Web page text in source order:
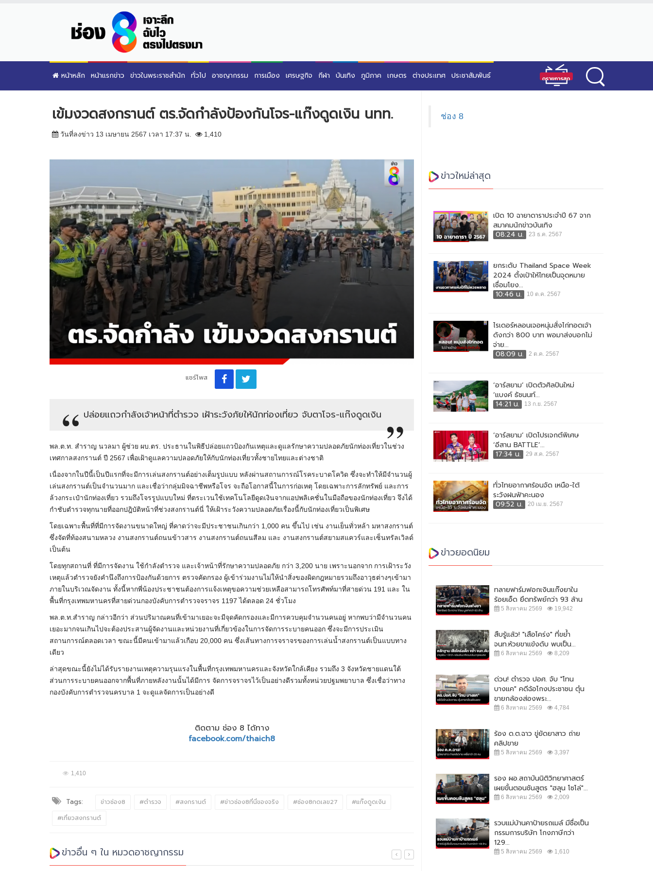
หน้าหลัก หน้าแรกข่าว ข่าวในพระราชสำนัก ทั่วไป อาชญากรรม การเมือง เศรษฐกิจ กีฬา บันเทิง ภูมิภาค เกษตร ต่างประเทศ ประชาสัมพันธ์
เข้มงวดสงกรานต์ ตร.จัดกำลังป้องกันโจร-แก๊งดูดเงิน นทท.
วันที่ลงข่าว 13 เมษายน 2567 เวลา 17:37 น. 1,410
แชร์โพส
ปล่อยแถวกำลังเจ้าหน้าที่ตำรวจ เฝ้าระวังภัยให้นักท่องเที่ยว จับตาโจร-แก๊งดูดเงิน
พล.ต.ท. สำราญ นวลมา ผู้ช่วย ผบ.ตร. ประธานในพิธีปล่อยแถวป้องกันเหตุและดูแลรักษาความปลอดภัยนักท่องเที่ยวในช่วง
เทศกาลสงกรานต์ ปี 2567 เพื่อเฝ้าดูแลความปลอดภัยให้กับนักท่องเที่ยวทั้งชายไทยและต่างชาติ
เนื่องจากในปีนี้เป็นปีแรกที่จะมีการเล่นสงกรานต์อย่างเต็มรูปแบบ หลังผ่านสถานการณ์โรคระบาดโควิด ซึ่งจะทำให้มีจำนวนผู้
เล่นสงกรานต์เป็นจำนวนมาก และเชื่อว่ากลุ่มมิจฉาชีพหรือโจร จะถือโอกาสนี้ในการก่อเหตุ โดยเฉพาะการลักทรัพย์ และการ
ล้วงกระเป๋านักท่องเที่ยว รวมถึงโจรรูปแบบใหม่ ที่ตระเวนใช้เทคโนโลยีดูดเงินจากแอปพลิเคชั่นในมือถือของนักท่องเที่ยว จึงได้
กำชับตำรวจทุกนายที่ออกปฎิบัติหน้าที่ช่วงสงกรานต์นี่ ให้เฝ้าระวังความปลอดภัยเรื่องนี้กับนักท่องเที่ยวเป็นพิเศษ
โดยเฉพาะพื้นที่ที่มีการจัดงานขนาดใหญ่ ที่คาดว่าจะมีประชาชนเกินกว่า 1,000 คน ขึ้นไป เช่น งานเย็นทั่วหล้า มหาสงกรานต์
ซึ่งจัดที่ท้องสนามหลวง งานสงกรานต์ถนนข้าวสาร งานสงกรานต์ถนนสีลม และ งานสงกรานต์สยามสแควร์และเซ็นทรัลเวิลด์
เป็นต้น
โดยทุกสถานที่ ที่มีการจัดงาน ใช้กำลังตำรวจ และเจ้าหน้าที่รักษาความปลอดภัย กว่า 3,200 นาย เพราะนอกจาก การเฝ้าระวัง
เหตุแล้วตำรวจยังคำนึงถึงการป้องกันด้วยการ ตรวจคัดกรอง ผู้เข้าร่วมงานไม่ให้นำสิ่งของผิดกฎหมายรวมถึงอาวุธต่างๆเข้ามา
ภายในบริเวณจัดงาน ทั้งนี้หากพี่น้องประชาชนต้องการแจ้งเหตุขอความช่วยเหลือสามารถโทรศัพท์มาที่สายด่วน 191 และ ใน
พื้นที่กรุงเทพมหานครที่สายด่วนกองบังคับการตำรวจจราจร 1197 ได้ตลอด 24 ชั่วโมง
พล.ต.ท.สำราญ กล่าวอีกว่า ส่วนปริมาณคนที่เข้ามาเยอะจะมีจุดคัดกรองและมีการควบคุมจำนวนคนอยู่ หากพบว่ามีจำนวนคน
เยอะมากจนเกินไปจะต้องประสานผู้จัดงานและหน่วยงานที่เกี่ยวข้องในการจัดการระบายคนออก ซึ่งจะมีการประเมิน
สถานการณ์ตลอดเวลา ขณะนี้มีคนเข้ามาแล้วเกือบ 20,000 คน ซึ่งเส้นทางการจราจรของการเล่นน้ำสงกรานต์เป็นแบบทาง
เดียว
ล่าสุดขณะนี้ยังไม่ได้รับรายงานเหตุความรุนแรงในพื้นที่กรุงเทพมหานครและจังหวัดใกล้เคียง รวมถึง 3 จังหวัดชายแดนใต้
ส่วนการระบายคนออกจากพื้นที่ภายหลังงานนั้นได้มีการ จัดการจราจรไว้เป็นอย่างดีรวมทั้งหน่วยปฐมพยาบาล ซึ่งเชื่อว่าทาง
กองบังคับการตำรวจนครบาล 1 จะดูแลจัดการเป็นอย่างดี
ติดตาม ช่อง 8 ได้ทาง
facebook.com/thaich8
1,410
Tags: ข่าวช่อง8 #ตำรวจ #สงกรานต์ #ข่าวช่อง8ที่นี่ของจริง #ช่อง8กดเลข27
#แก๊งดูดเงิน
#เที่ยวสงกรานต์
ข่าวอื่น ๆ ใน หมวดอาชญากรรม
ช่อง 8
ข่าวใหม่ล่าสุด
เปิด 10 ฉายาดาราประจำปี 67 จาก
สมาคมนักข่าวบันเทิง
08:24 น.
23 ธ.ค. 2567
ยกระดับ Thailand Space Week
2024 ตั้งเป้าให้ไทยเป็นจุดหมาย
เชื่อมโยง...
10:46 น.
10 ต.ค. 2567
ไรเดอร์หลอนเจอหนุ่มสั่งไก่ทอดเจ้า
ดังกว่า 800 บาท พอมาส่งบอกไม่
จ่าย...
08:09 น.
2 ต.ค. 2567
‘อาร์สยาม’ เปิดตัวศิลปินใหม่
‘แบงค์ ธัชนนท์...
14:21 น.
13 ก.ย. 2567
‘อาร์สยาม’ เปิดโปรเจกต์พิเศษ
‘อีสาน BATTLE’...
17:34 น.
29 ส.ค. 2567
ทั่วไทยอากาศร้อนจัด เหนือ-ใต้
ระวังฝนฟ้าคะนอง
09:52 น.
20 เม.ย. 2567
ข่าวยอดนิยม
ทลายฟาร์มฟอกเงินแก๊งยาใน
ร้อยเอ็ด ยึดทรัพย์กว่า 93 ล้าน
5 สิงหาคม 2569 19,942
สืบรู้แล้ว! "เสือโคร่ง" ที่ขย้ำ
จนท.ห้วยขาแข้งดับ พบเป็น...
6 สิงหาคม 2569 8,209
ด่วน! ตำรวจ ปอศ. จับ "โทน
บางแค" คดีฉ้อโกงประชาชน ตุ๋น
ขายกล้องส่องพระ...
6 สิงหาคม 2569 4,784
ร้อง ด.ต.ฉาว ขู่ยัดยาสาว ถ่าย
คลิปขาย
5 สิงหาคม 2569 3,397
รอง ผอ.สถาบันนิติวิทยาศาสตร์
เผยขั้นตอนชันสูตร "ฮลุน โซโล่"...
6 สิงหาคม 2569 2,009
รวบแม่บ้านคาป้ายรถเมล์ มีชื่อเป็น
กรรมการบริษัท โกงภาษีกว่า
129...
5 สิงหาคม 2569 1,610